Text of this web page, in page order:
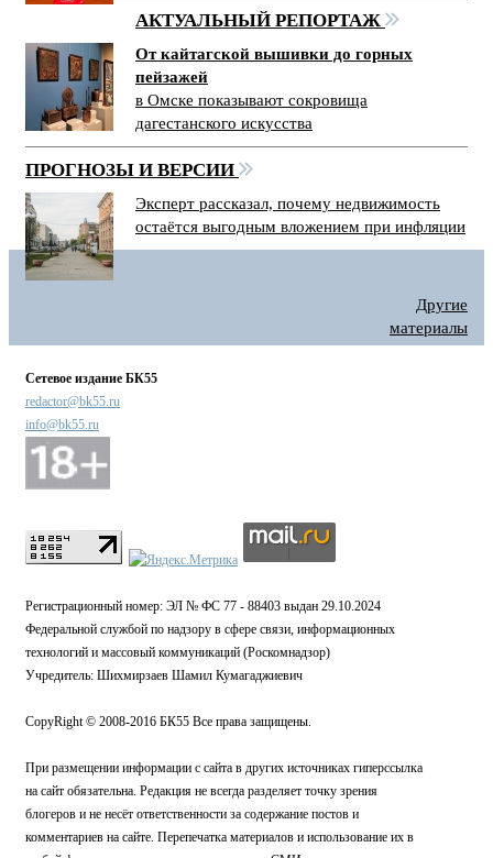
АКТУАЛЬНЫЙ РЕПОРТАЖ
От кайтагской вышивки до горных
пейзажей
в Омске показывают сокровища
дагестанского искусства
ПРОГНОЗЫ И ВЕРСИИ
Эксперт рассказал, почему недвижимость
остаётся выгодным вложением при инфляции
Другие
материалы
Сетевое издание БК55
redactor@bk55.ru
info@bk55.ru
Регистрационный номер: ЭЛ № ФС 77 - 88403 выдан 29.10.2024
Федеральной службой по надзору в сфере связи, информационных
технологий и массовый коммуникаций (Роскомнадзор)
Учредитель: Шихмирзаев Шамил Кумагаджиевич
CopyRight © 2008-2016 БК55 Все права защищены.
При размещении информации с сайта в других источниках гиперссылка
на сайт обязательна. Редакция не всегда разделяет точку зрения
блогеров и не несёт ответственности за содержание постов и
комментариев на сайте. Перепечатка материалов и использование их в